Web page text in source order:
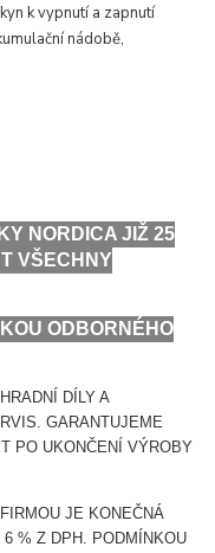
k vypnutí a zapnutí
nádobě,
NORDICA JIŽ 25
VŠECHNY
ODBORNÉHO
DÍLY A
GARANTUJEME
PO UKONČENÍ VÝROBY
JE KONEČNÁ
% Z DPH. PODMÍNKOU